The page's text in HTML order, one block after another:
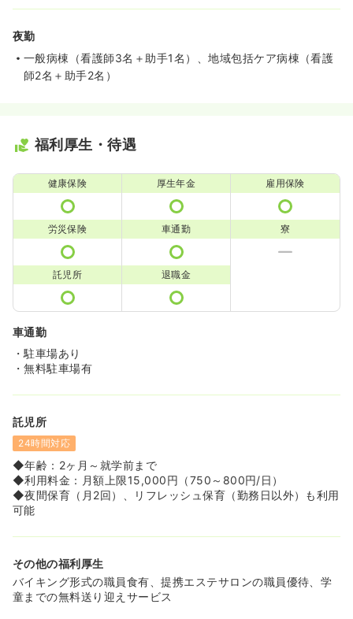
夜勤
一般病棟（看護師3名＋助手1名）、地域包括ケア病棟（看護
師2名＋助手2名）
福利厚生・待遇
健康保険 厚生年金 雇用保険
労災保険 車通勤 寮
託児所 退職金
車通勤
・駐車場あり
・無料駐車場有
託児所
24時間対応
◆年齢：2ヶ月～就学前まで
◆利用料金：月額上限15,000円（750～800円/日）
◆夜間保育（月2回）、リフレッシュ保育（勤務日以外）も利用
可能
その他の福利厚生
バイキング形式の職員食有、提携エステサロンの職員優待、学
童までの無料送り迎えサービス